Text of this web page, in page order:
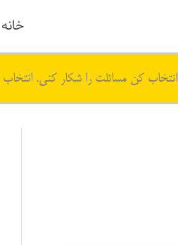
خانه
انتخاب کن مسائلت را شکار کنی.